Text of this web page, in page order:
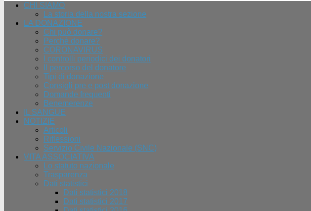
CHI SIAMO
La storia della nostra sezione
LA DONAZIONE
Chi può donare?
Perchè donare?
CORONAVIRUS
I controlli periodici dei donatori
Il percorso del donatore
Tipi di donazione
Consigli pre e post donazione
Domande frequenti
Benemerenze
IL SANGUE
NOTIZIE
Articoli
Riflessioni
Servizio Civile Nazionale (SNC)
VITA ASSOCIATIVA
Lo statuto nazionale
Trasparenza
Dati statistici
Dati statistici 2018
Dati statistici 2017